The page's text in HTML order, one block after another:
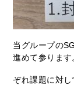
当グループの
進めて参りま
ぞれ課題に対